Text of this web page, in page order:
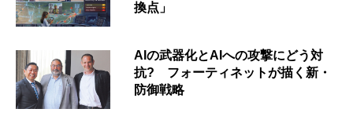
換点」
AIの武器化とAIへの攻撃にどう対
抗? フォーティネットが描く新・
防御戦略